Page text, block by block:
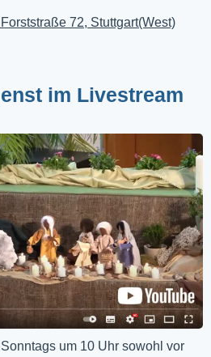
72, Stuttgart(West)
im Livestream
um 10 Uhr sowohl vor